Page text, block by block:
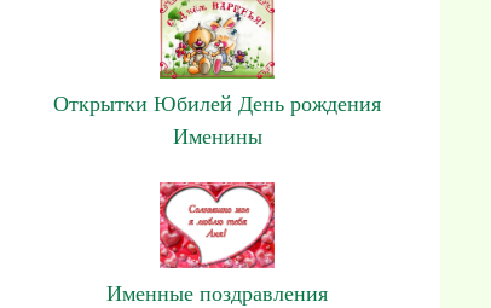
Открытки Юбилей День рождения
Именины
Именные поздравления